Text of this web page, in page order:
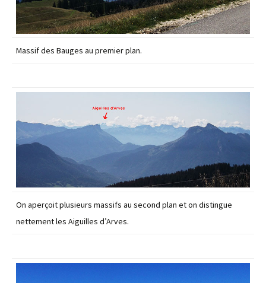
Massif des Bauges au premier plan.
On aperçoit plusieurs massifs au second plan et on distingue
nettement les Aiguilles d’Arves.